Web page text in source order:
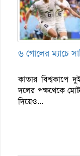
৬ গোলের ম্যাচে
কাতার বিশ্বকাপে
দলের পক্ষথেকে
দিয়েও...